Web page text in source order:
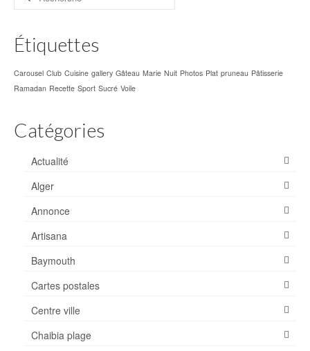
Sortir
Parcs pour enfants – Jeux
Piscine Olympique de Mostaganem
Transports
Où Manger
Plages
Étiquettes
Carousel Club Cuisine gallery Gâteau Marie Nuit Photos Plat pruneau Pâtisserie
Ramadan Recette Sport Sucré Voile
Catégories
Actualité
Alger
Annonce
Artisana
Baymouth
Cartes postales
Centre ville
Chaibia plage